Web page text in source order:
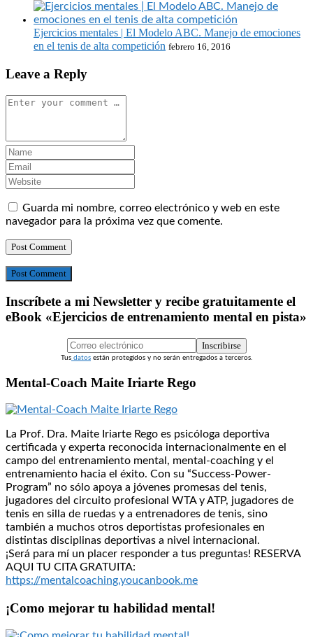
Ejercicios mentales | El Modelo ABC. Manejo de emociones
en el tenis de alta competición febrero 16, 2016
Leave a Reply
Guarda mi nombre, correo electrónico y web en este
navegador para la próxima vez que comente.
Post Comment
Inscríbete a mi Newsletter y recibe gratuitamente el
eBook «Ejercicios de entrenamiento mental en pista»
Inscribirse
Tus datos están protegidos y no serán entregados a terceros.
Mental-Coach Maite Iriarte Rego
La Prof. Dra. Maite Iriarte Rego es psicóloga deportiva
certificada y experta reconocida internacionalmente en el
campo del entrenamiento mental, mental-coaching y el
entrenamiento hacia el éxito. Con su “Success-Power-
Program” no sólo apoya a jóvenes promesas del tenis,
jugadores del circuito profesional WTA y ATP, jugadores de
tenis en silla de ruedas y a entrenadores de tenis, sino
también a muchos otros deportistas profesionales en
distintas disciplinas deportivas a nivel internacional.
¡Será para mí un placer responder a tus preguntas! RESERVA
AQUI TU CITA GRATUITA:
https://mentalcoaching.youcanbook.me
¡Como mejorar tu habilidad mental!